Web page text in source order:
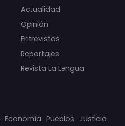
Actualidad
Opinión
Entrevistas
Reportajes
Revista La Lengua
Economía Pueblos Justicia